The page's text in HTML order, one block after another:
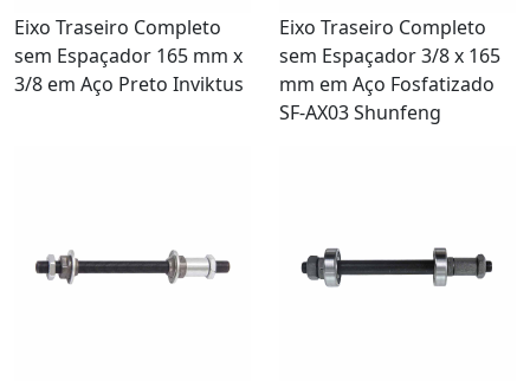
Eixo Traseiro Completo
sem Espaçador 165 mm x
3/8 em Aço Preto Inviktus
Eixo Traseiro Completo
sem Espaçador 3/8 x 165
mm em Aço Fosfatizado
SF-AX03 Shunfeng